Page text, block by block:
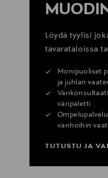
Löydä tyylisi
tavarataloissa
Monipuoliset
ja juhlan
väripaletti
vanhoihin
TUTUSTU JA